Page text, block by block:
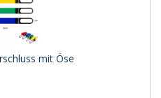
mit Öse